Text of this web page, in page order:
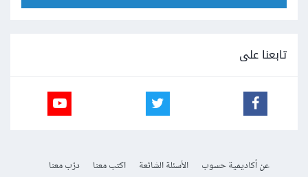
تابعنا على
عن أكاديمية حسوب الأسئلة الشائعة اكتب معنا
درّب معنا